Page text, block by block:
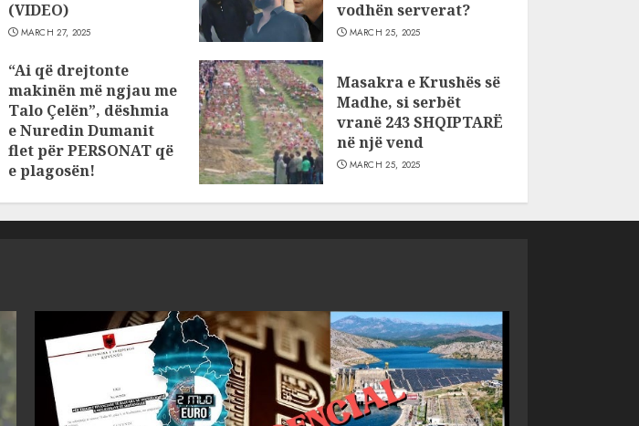
(VIDEO)
MARCH 27, 2025
vodhën serverat?
MARCH 25, 2025
“Ai që drejtonte
makinën më ngjau me
Talo Çelën”, dëshmia
e Nuredin Dumanit
flet për PERSONAT që
e plagosën!
Masakra e Krushës së
Madhe, si serbët
vranë 243 SHQIPTARË
në një vend
MARCH 25, 2025